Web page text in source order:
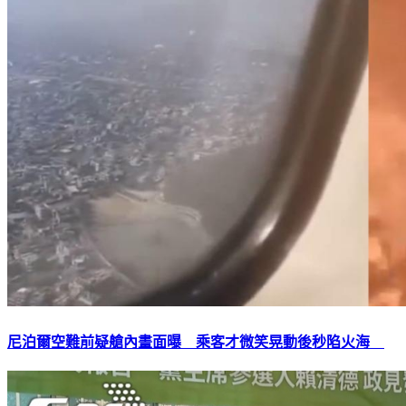
尼泊爾空難前疑艙內畫面曝 乘客才微笑晃動後秒陷火海